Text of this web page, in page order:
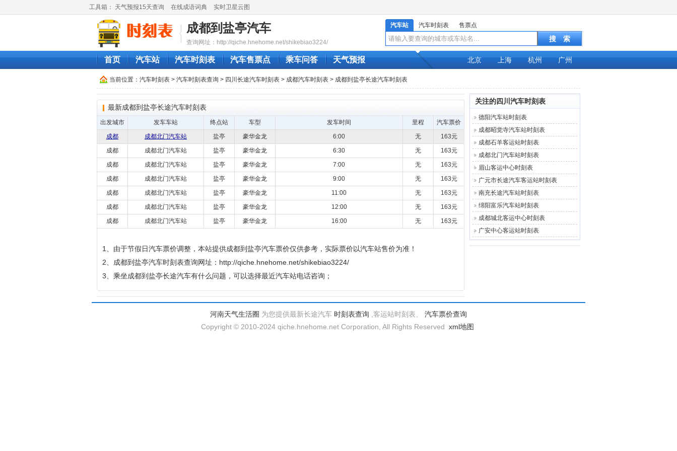
工具箱： 天气预报15天查询 在线成语词典 实时卫星云图
成都到盐亭汽车
查询网址：http://qiche.hnehome.net/shikebiao3224/
汽车站 汽车时刻表 售票点
首页 汽车站 汽车时刻表 汽车售票点 乘车问答 天气预报 北京 上海 杭州 广州
当前位置： 汽车时刻表 > 汽车时刻表查询 > 四川长途汽车时刻表 > 成都汽车时刻表 > 成都到盐亭长途汽车时刻表
最新成都到盐亭长途汽车时刻表
出发城市 发车车站 终点站 车型 发车时间 里程
汽车票价
成都
成都北门汽车站 盐亭 豪华金龙 6:00 无
163元
成都
成都北门汽车站 盐亭 豪华金龙 6:30 无
163元
成都
成都北门汽车站 盐亭 豪华金龙 7:00 无
163元
成都
成都北门汽车站 盐亭 豪华金龙 9:00 无
163元
成都
成都北门汽车站 盐亭 豪华金龙 11:00 无
163元
成都
成都北门汽车站 盐亭 豪华金龙 12:00 无
163元
成都
成都北门汽车站 盐亭 豪华金龙 16:00 无 163元
1、由于节假日汽车票价调整，本站提供成都到盐亭汽车票价仅供参考，实际票价以汽车站售价为准！
2、成都到盐亭汽车时刻表查询网址：http://qiche.hnehome.net/shikebiao3224/
3、乘坐成都到盐亭长途汽车有什么问题，可以选择最近汽车站电话咨询；
关注的四川汽车时刻表
德阳汽车站时刻表
成都昭觉寺汽车站时刻表
成都石羊客运站时刻表
成都北门汽车站时刻表
眉山客运中心时刻表
广元市长途汽车客运站时刻表
南充长途汽车站时刻表
绵阳富乐汽车站时刻表
成都城北客运中心时刻表
广安中心客运站时刻表
河南天气生活圈 为您提供最新长途汽车 时刻表查询 ,客运站时刻表、
汽车票价查询
Copyright © 2010-2024 qiche.hnehome.net Corporation, All Rights Reserved xml地图